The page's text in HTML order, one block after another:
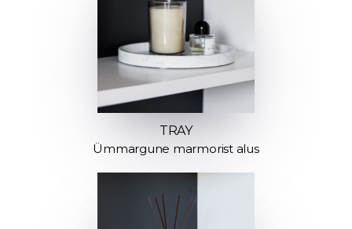
TRAY
Ümmargune marmorist alus